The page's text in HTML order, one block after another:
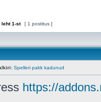
. leht1-st [ 1 postitus ]
Spelleri pakk kadunud
https://